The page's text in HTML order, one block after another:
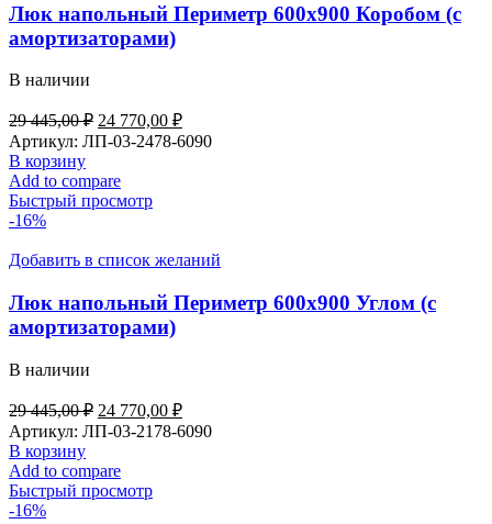
Люк напольный Периметр 600х900 Коробом (с
амортизаторами)
В наличии
29 445,00₽ Первоначальная
цена
29
445,00 ₽.
24 770,00 ₽Текущая
цена:
Артикул: ЛП-03-2478-6090
В корзину
Add to compare
Быстрый просмотр
-16%
Добавить в список желаний
Люк напольный Периметр 600х900 Углом (с
амортизаторами)
В наличии
29 445,00₽ Первоначальная
цена
29
445,00 ₽.
24 770,00 ₽Текущая
цена:
Артикул: ЛП-03-2178-6090
В корзину
Add to compare
Быстрый просмотр
-16%